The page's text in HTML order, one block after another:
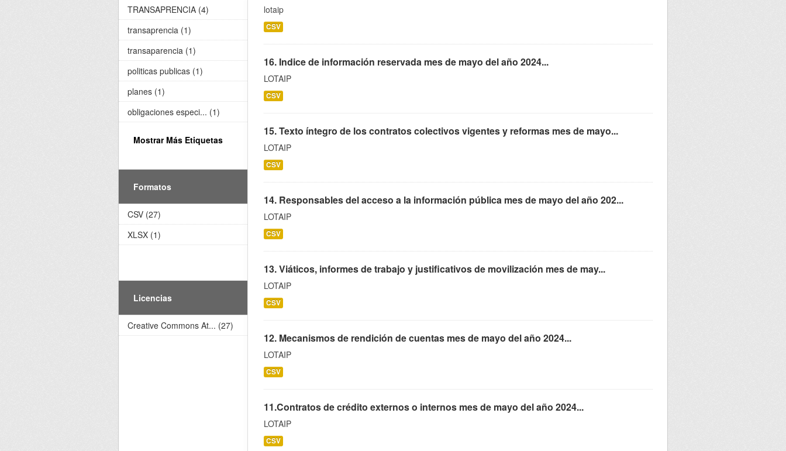
lotaip
CSV
16. Indice de información reservada mes de mayo del año 2024...
LOTAIP
CSV
15. Texto íntegro de los contratos colectivos vigentes y reformas mes de mayo...
LOTAIP
CSV
14. Responsables del acceso a la información pública mes de mayo del año 202...
LOTAIP
CSV
13. Viáticos, informes de trabajo y justificativos de movilización mes de may...
LOTAIP
CSV
12. Mecanismos de rendición de cuentas mes de mayo del año 2024...
LOTAIP
CSV
11.Contratos de crédito externos o internos mes de mayo del año 2024...
LOTAIP
CSV
TRANSAPRENCIA (4)
transaprencia (1)
transaparencia (1)
politicas publicas (1)
planes (1)
obligaciones especi... (1)
Mostrar Más Etiquetas
Formatos
CSV (27)
XLSX (1)
Licencias
Creative Commons At... (27)